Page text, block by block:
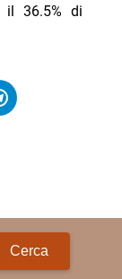
il 36.5% di